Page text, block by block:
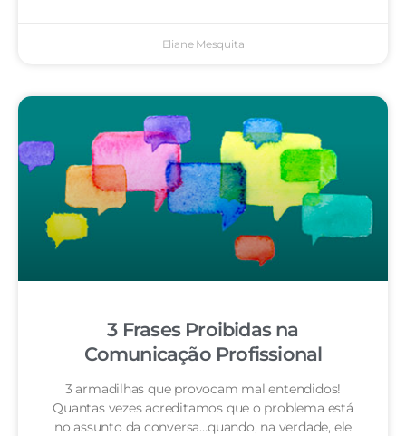
Eliane Mesquita
3 Frases Proibidas na
Comunicação Profissional
3 armadilhas que provocam mal entendidos!
Quantas vezes acreditamos que o problema está
no assunto da conversa…quando, na verdade, ele